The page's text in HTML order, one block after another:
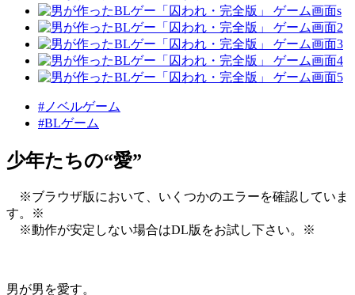
#ノベルゲーム
#BLゲーム
少年たちの“愛”
※ブラウザ版において、いくつかのエラーを確認していま
す。※
※動作が安定しない場合はDL版をお試し下さい。※
男が男を愛す。